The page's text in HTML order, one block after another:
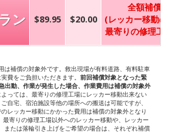
ン $89.95 $20.00
全額補償*
(レッカー移動の
最寄りの修理工
補償の対象外です。救出現場が有料道路、有料駐車
費をご負担いただきます。 前回補償対象となった緊
出動、作業が発生した場合、作業費用は補償の対象外
っては、最寄りの修理工場にレッカー移動出来ない
自宅、宿泊施設等他の場所への搬送は可能ですが、
レッカー移動にかかった費用は補償の対象外となり
最寄りの修理工場以外へのレッカー移動や、レッカー
たは落輪引き上げをご希望の場合は、それぞれ補償